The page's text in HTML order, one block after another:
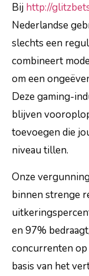
Bij http://
Nederlandse
slechts een
combineert
om een
Deze gaming-
blijven
toevoegen die
niveau tillen.
Onze
binnen strenge
en 97%
concurrenten op
basis van het